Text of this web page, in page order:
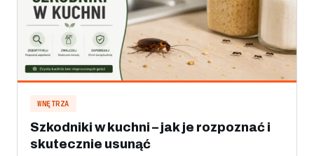
WNĘTRZA
Szkodniki w kuchni – jak je rozpoznać i
skutecznie usunąć